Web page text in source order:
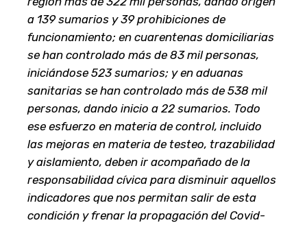
a 139 sumarios y 39 prohibiciones de
funcionamiento; en cuarentenas domiciliarias
se han controlado más de 83 mil personas,
iniciándose 523 sumarios; y en aduanas
sanitarias se han controlado más de 538 mil
personas, dando inicio a 22 sumarios. Todo
ese esfuerzo en materia de control, incluido
las mejoras en materia de testeo, trazabilidad
y aislamiento, deben ir acompañado de la
responsabilidad cívica para disminuir aquellos
indicadores que nos permitan salir de esta
condición y frenar la propagación del Covid-